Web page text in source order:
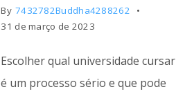
By 7432782Buddha4288262
31 de março de 2023
Escolher qual universidade cursar
é um processo sério e que pode